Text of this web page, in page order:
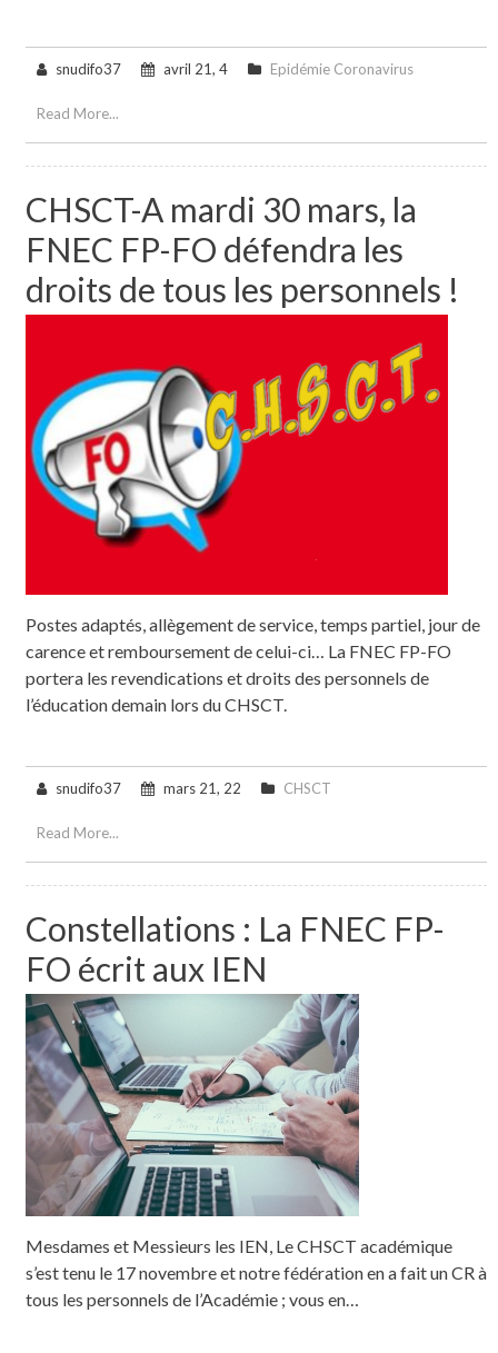
snudifo37 avril 21, 4 Epidémie Coronavirus
Read More...
CHSCT-A mardi 30 mars, la
FNEC FP-FO défendra les
droits de tous les personnels !
Postes adaptés, allègement de service, temps partiel, jour de
carence et remboursement de celui-ci… La FNEC FP-FO
portera les revendications et droits des personnels de
l’éducation demain lors du CHSCT.
snudifo37 mars 21, 22 CHSCT
Read More...
Constellations : La FNEC FP-
FO écrit aux IEN
Mesdames et Messieurs les IEN, Le CHSCT académique
s’est tenu le 17 novembre et notre fédération en a fait un CR à
tous les personnels de l’Académie ; vous en…